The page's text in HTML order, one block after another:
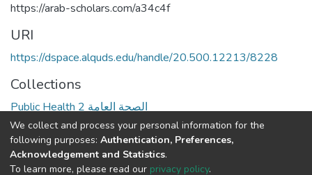
https://arab-scholars.com/a34c4f
URI
https://dspace.alquds.edu/handle/20.500.12213/8228
Collections
Public Health 2 الصحة العامة
Full item page
We collect and process your personal information for the
following purposes: Authentication, Preferences,
Acknowledgement and Statistics.
To learn more, please read our privacy policy.